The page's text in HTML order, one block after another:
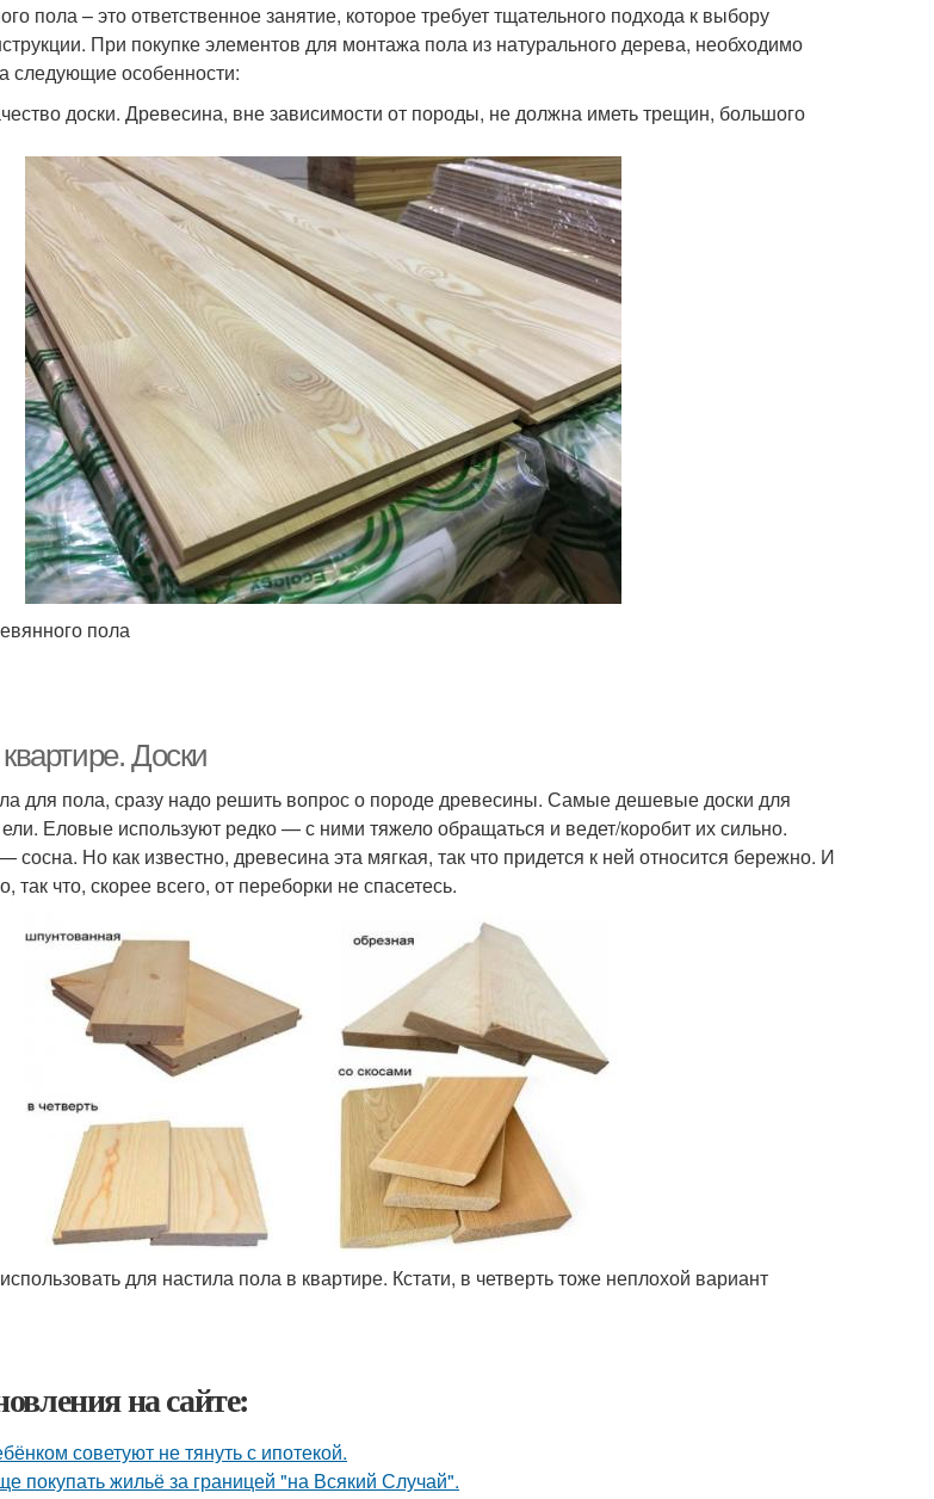
пола – это ответственное занятие, которое требует тщательного подхода к выбору
При покупке элементов для монтажа пола из натурального дерева, необходимо
следующие особенности:
доски. Древесина, вне зависимости от породы, не должна иметь трещин, большого
пола
Доски
для пола, сразу надо решить вопрос о породе древесины. Самые дешевые доски для
Еловые используют редко — с ними тяжело обращаться и ведет/коробит их сильно.
Но как известно, древесина эта мягкая, так что придется к ней относится бережно. И
так что, скорее всего, от переборки не спасетесь.
для настила пола в квартире. Кстати, в четверть тоже неплохой вариант
на сайте:
советуют не тянуть с ипотекой.
покупать жильё за границей "на Всякий Случай".